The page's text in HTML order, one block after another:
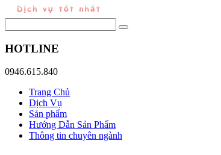
HOTLINE
0946.615.840
Trang Chủ
Dịch Vụ
Sản phẩm
Hướng Dẫn Sản Phẩm
Thông tin chuyên ngành